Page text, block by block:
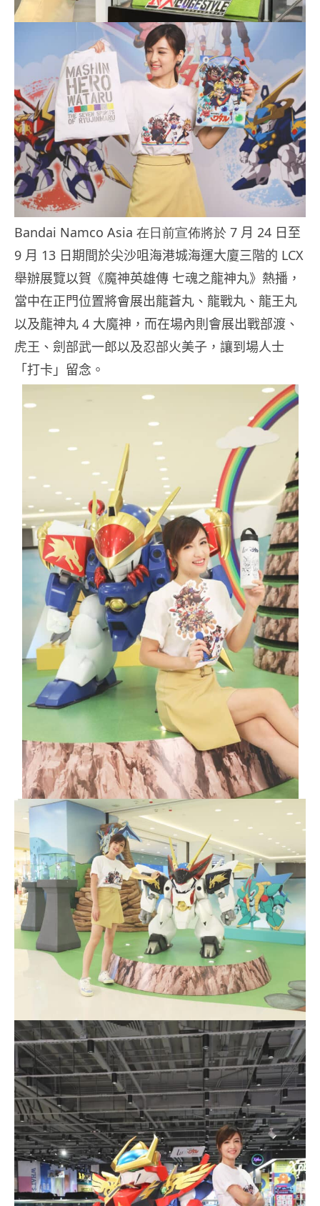
Bandai Namco Asia 在日前宣佈將於 7 月 24 日至
9 月 13 日期間於尖沙咀海港城海運大廈三階的 LCX
舉辦展覽以賀《魔神英雄傳 七魂之龍神丸》熱播，
當中在正門位置將會展出龍蒼丸、龍戰丸、龍王丸
以及龍神丸 4 大魔神，而在場內則會展出戰部渡、
虎王、劍部武一郎以及忍部火美子，讓到場人士
「打卡」留念。